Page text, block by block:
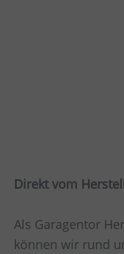
Direkt vom
Als Garagentor
können wir rund